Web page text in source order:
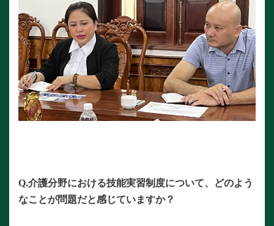
Q.介護分野における技能実習制度について、どのよう
なことが問題だと感じていますか？